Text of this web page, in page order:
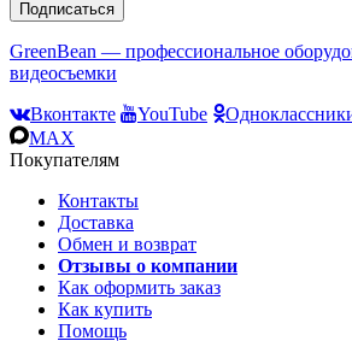
Подписаться
GreenBean — профессиональное
видеосъемки
Вконтакте
YouTube
MAX
Покупателям
Контакты
Доставка
Обмен и возврат
Отзывы о компании
Как оформить заказ
Как купить
Помощь